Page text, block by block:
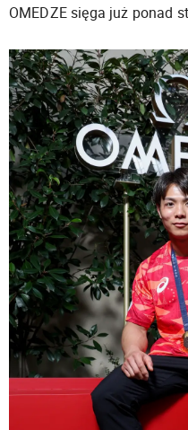
OMEDZE sięga już ponad